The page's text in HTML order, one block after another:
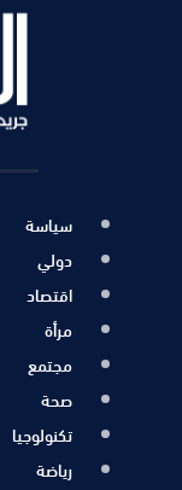
سياسة
دولي
اقتصاد
مرأة
مجتمع
صحة
تكنولوجيا
رياضة